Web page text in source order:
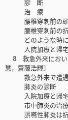
診 断
治 療
腰椎穿刺前の頭
腰椎穿刺前の抗菌
どのような時に
入院加療と帰宅
8 救急外来におい
慧，齋藤浩輝］
救急外来で遭遇
肺炎の診断
入院加療と帰宅
市中肺炎の治
誤嚥性肺炎は抗